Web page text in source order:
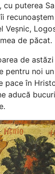
cu puterea
Veșnic,
de păcat.
de
pentru noi
pace în
aducă